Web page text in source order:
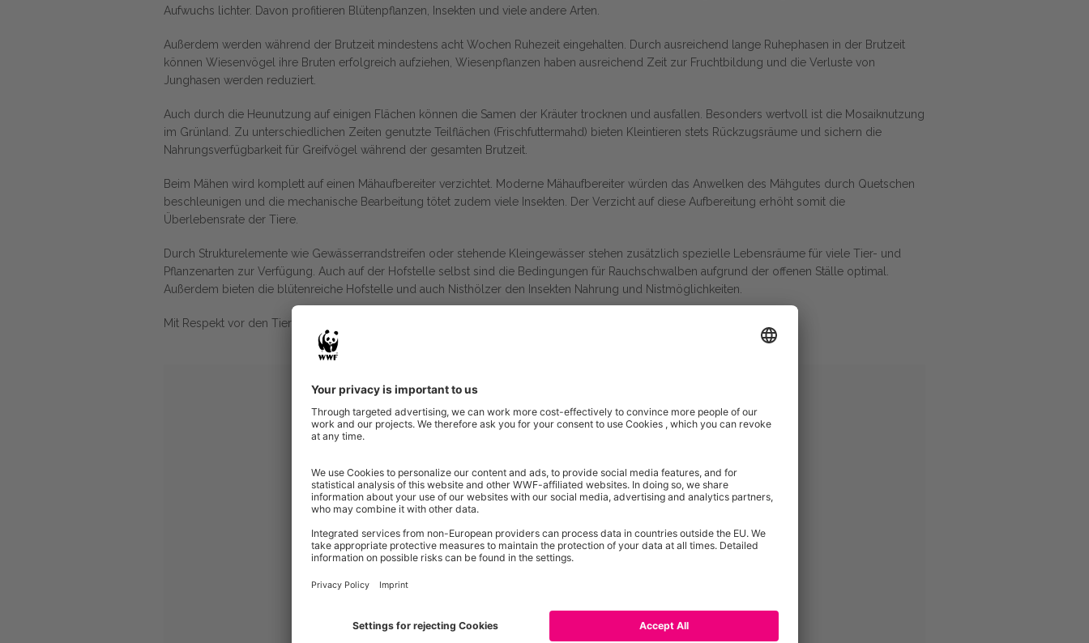
Aufwuchs lichter. Davon profitieren Blütenpflanzen, Insekten und viele andere Arten.
Außerdem werden während der Brutzeit mindestens acht Wochen Ruhezeit eingehalten. Durch ausreichend lange Ruhephasen in der Brutzeit
können Wiesenvögel ihre Bruten erfolgreich aufziehen, Wiesenpflanzen haben ausreichend Zeit zur Fruchtbildung und die Verluste von
Junghasen werden reduziert.
Auch durch die Heunutzung auf einigen Flächen können die Samen der Kräuter trocknen und ausfallen. Besonders wertvoll ist die Mosaiknutzung
im Grünland. Zu unterschiedlichen Zeiten genutzte Teilflächen (Frischfuttermahd) bieten Kleintieren stets Rückzugsräume und sichern die
Nahrungsverfügbarkeit für Greifvögel während der gesamten Brutzeit.
Beim Mähen wird komplett auf einen Mähaufbereiter verzichtet. Moderne Mähaufbereiter würden das Anwelken des Mähgutes durch Quetschen
beschleunigen und die mechanische Bearbeitung tötet zudem viele Insekten. Der Verzicht auf diese Aufbereitung erhöht somit die
Überlebensrate der Tiere.
Durch Strukturelemente wie Gewässerrandstreifen oder stehende Kleingewässer stehen zusätzlich spezielle Lebensräume für viele Tier- und
Pflanzenarten zur Verfügung. Auch auf der Hofstelle selbst sind die Bedingungen für Rauchschwalben aufgrund der offenen Ställe optimal.
Außerdem bieten die blütenreiche Hofstelle und auch Nisthölzer den Insekten Nahrung und Nistmöglichkeiten.
Mit Respekt vor den Tieren und Respekt vor der Natur.